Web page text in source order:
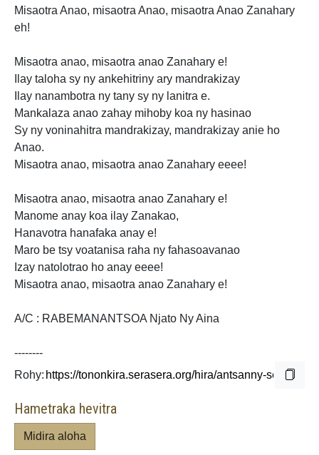
Misaotra Anao, misaotra Anao, misaotra Anao Zanahary
eh!
Misaotra anao, misaotra anao Zanahary e!
Ilay taloha sy ny ankehitriny ary mandrakizay
Ilay nanambotra ny tany sy ny lanitra e.
Mankalaza anao zahay mihoby koa ny hasinao
Sy ny voninahitra mandrakizay, mandrakizay anie ho
Anao.
Misaotra anao, misaotra anao Zanahary eeee!
Misaotra anao, misaotra anao Zanahary e!
Manome anay koa ilay Zanakao,
Hanavotra hanafaka anay e!
Maro be tsy voatanisa raha ny fahasoavanao
Izay natolotrao ho anay eeee!
Misaotra anao, misaotra anao Zanahary e!
A/C : RABEMANANTSOA Njato Ny Aina
--------
Rohy:
Hametraka hevitra
Midira aloha